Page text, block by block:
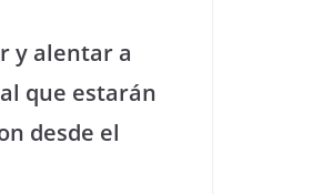
y alentar a
que estarán
desde el